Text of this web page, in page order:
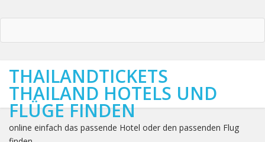
THAILANDTICKETS
THAILAND HOTELS UND
FLÜGE FINDEN
online einfach das passende Hotel oder den passenden Flug